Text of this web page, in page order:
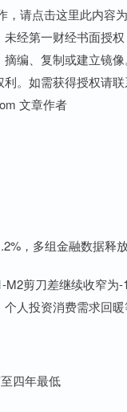
，请点击这里此内容
经第一财经书面授
编、复制或建立镜
。如需获得授权请
文章作者
，多组金融数据释
M2剪刀差继续收窄为-
人投资消费需求回暖
四年最低